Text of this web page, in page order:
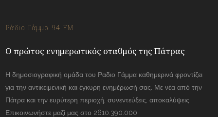
Ράδιο Γάμμα 94 FM
Ο πρώτος ενημερωτικός σταθμός της Πάτρας
Η δημοσιογραφική ομάδα του Ραδιο Γάμμα καθημερινά φροντίζει
για την αντικειμενική και έγκυρη ενημέρωσή σας. Με νέα από την
Πάτρα και την ευρύτερη περιοχή, συνεντεύξεις, αποκαλύψεις.
Επικοινωνήστε μαζί μας στο 2610.390.000